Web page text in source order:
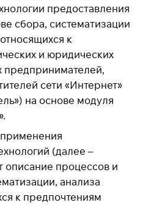
предоставления
сбора, систематизации
к
и юридических
предпринимателей,
сети «Интернет»
на основе модуля
(далее –
описание процессов и
анализа
к предпочтениям